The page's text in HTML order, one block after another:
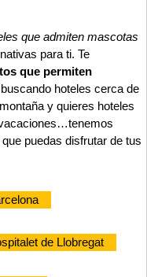
que admiten mascotas
para ti. Te
que permiten
hoteles cerca de
y quieres hoteles
puedas disfrutar de tus
de Llobregat